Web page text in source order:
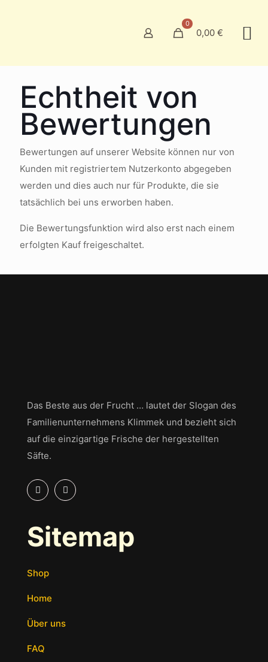
0
0,00 €
Echtheit von
Bewertungen
Bewertungen auf unserer Website können nur von
Kunden mit registriertem Nutzerkonto abgegeben
werden und dies auch nur für Produkte, die sie
tatsächlich bei uns erworben haben.
Die Bewertungsfunktion wird also erst nach einem
erfolgten Kauf freigeschaltet.
Das Beste aus der Frucht … lautet der Slogan des
Familienunternehmens Klimmek und bezieht sich
auf die einzigartige Frische der hergestellten
Säfte.
Sitemap
Shop
Home
Über uns
FAQ